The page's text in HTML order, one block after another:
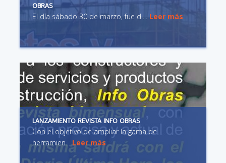
OBRAS
El día sábado 30 de marzo, fue di...Leer más
LANZAMIENTO REVISTA INFO OBRAS
Con el objetivo de ampliar la gama de
herramien...Leer más